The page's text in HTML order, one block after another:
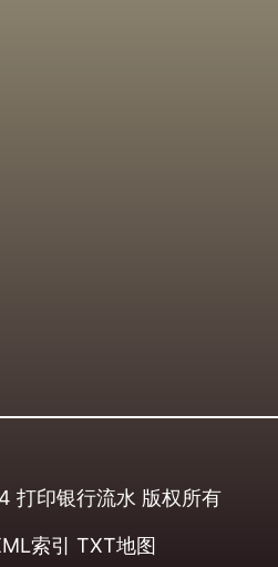
打印银行流水 版权所有
索引 TXT地图